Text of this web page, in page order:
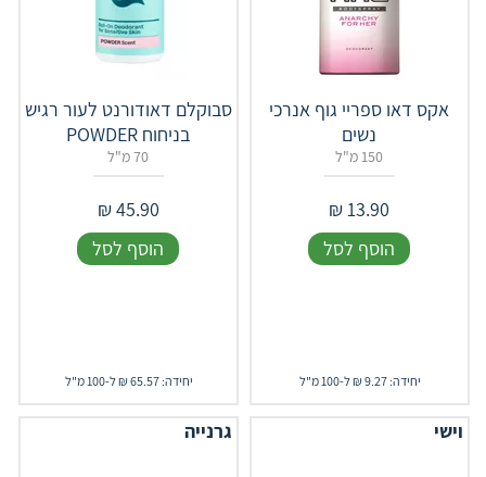
אקס דאו ספריי גוף אנרכי
נשים
150 מ"ל
13.90
₪
הוסף לסל
יחידה: 9.27 ₪ ל-100 מ"ל
סבוקלם דאודורנט לעור רגיש
בניחוח POWDER
70 מ"ל
45.90
₪
הוסף לסל
יחידה: 65.57 ₪ ל-100 מ"ל
וישי גרנייה